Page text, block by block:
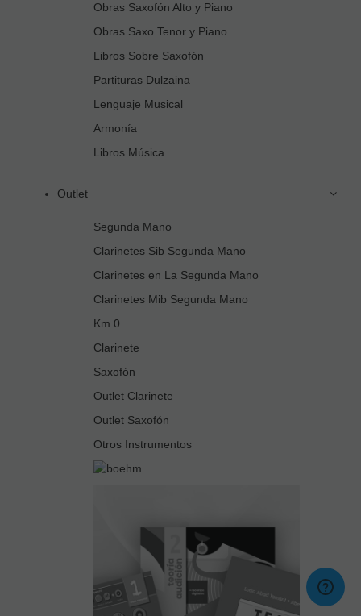
Obras Saxofón Alto y Piano
Obras Saxo Tenor y Piano
Libros Sobre Saxofón
Partituras Dulzaina
Lenguaje Musical
Armonía
Libros Música
Outlet
Segunda Mano
Clarinetes Sib Segunda Mano
Clarinetes en La Segunda Mano
Clarinetes Mib Segunda Mano
Km 0
Clarinete
Saxofón
Outlet Clarinete
Outlet Saxofón
Otros Instrumentos